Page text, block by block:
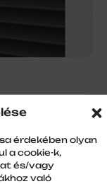
érdekében olyan
a cookie-k,
és/vagy
való